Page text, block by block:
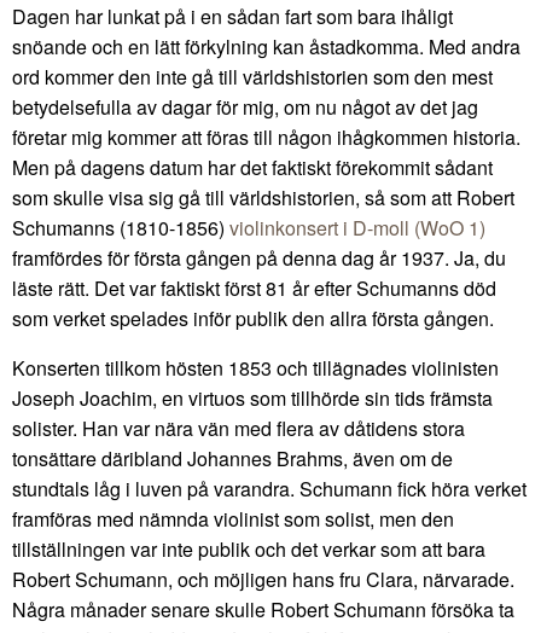
Dagen har lunkat på i en sådan fart som bara ihåligt
snöande och en lätt förkylning kan åstadkomma. Med andra
ord kommer den inte gå till världshistorien som den mest
betydelsefulla av dagar för mig, om nu något av det jag
företar mig kommer att föras till någon ihågkommen historia.
Men på dagens datum har det faktiskt förekommit sådant
som skulle visa sig gå till världshistorien, så som att Robert
Schumanns (1810-1856) violinkonsert i D-moll (WoO 1)
framfördes för första gången på denna dag år 1937. Ja, du
läste rätt. Det var faktiskt först 81 år efter Schumanns död
som verket spelades inför publik den allra första gången.
Konserten tillkom hösten 1853 och tillägnades violinisten
Joseph Joachim, en virtuos som tillhörde sin tids främsta
solister. Han var nära vän med flera av dåtidens stora
tonsättare däribland Johannes Brahms, även om de
stundtals låg i luven på varandra. Schumann fick höra verket
framföras med nämnda violinist som solist, men den
tillställningen var inte publik och det verkar som att bara
Robert Schumann, och möjligen hans fru Clara, närvarade.
Några månader senare skulle Robert Schumann försöka ta